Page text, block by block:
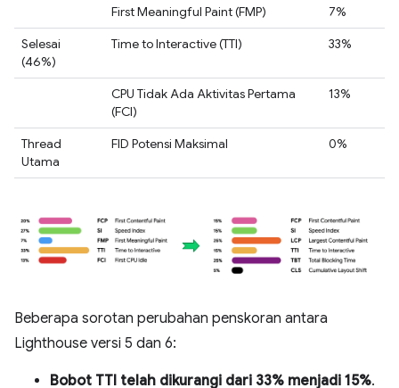
First Meaningful Paint (FMP)
7%
Selesai
(46%)
Time to Interactive (TTI) 33%
CPU Tidak Ada Aktivitas Pertama
(FCI)
13%
Thread
Utama
FID Potensi Maksimal 0%
Beberapa sorotan perubahan penskoran antara
Lighthouse versi 5 dan 6:
Bobot TTI telah dikurangi dari 33% menjadi 15%.